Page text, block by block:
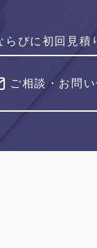
らびに初回見積
ご相談・お問